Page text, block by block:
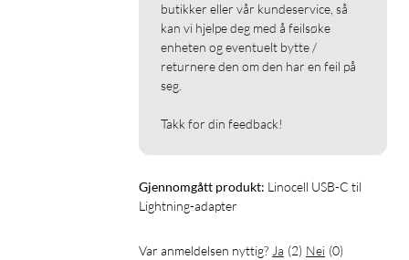
butikker eller vår kundeservice, så
kan vi hjelpe deg med å feilsøke
enheten og eventuelt bytte /
returnere den om den har en feil på
seg.
Takk for din feedback!
Gjennomgått produkt: Linocell USB-C til
Lightning-adapter
Var anmeldelsen nyttig? Ja (2) Nei (0)